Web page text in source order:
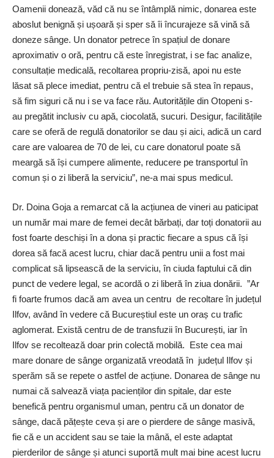
Oamenii donează, văd că nu se întâmplă nimic, donarea este
aboslut benignă și ușoară și sper să îi încurajeze să vină să
doneze sânge. Un donator petrece în spațiul de donare
aproximativ o oră, pentru că este înregistrat, i se fac analize,
consultație medicală, recoltarea propriu-zisă, apoi nu este
lăsat să plece imediat, pentru că el trebuie să stea în repaus,
să fim siguri că nu i se va face rău. Autoritățile din Otopeni s-
au pregătit inclusiv cu apă, ciocolată, sucuri. Desigur, facilitățile
care se oferă de regulă donatorilor se dau și aici, adică un card
care are valoarea de 70 de lei, cu care donatorul poate să
meargă să își cumpere alimente, reducere pe transportul în
comun și o zi liberă la serviciu”, ne-a mai spus medicul.
Dr. Doina Goja a remarcat că la acțiunea de vineri au paticipat
un număr mai mare de femei decât bărbați, dar toți donatorii au
fost foarte deschiși în a dona și practic fiecare a spus că își
dorea să facă acest lucru, chiar dacă pentru unii a fost mai
complicat să lipsească de la serviciu, în ciuda faptului că din
punct de vedere legal, se acordă o zi liberă în ziua donării. ”Ar
fi foarte frumos dacă am avea un centru de recoltare în județul
Ilfov, având în vedere că Bucureștiul este un oraș cu trafic
aglomerat. Există centru de de transfuzii în București, iar în
Ilfov se recoltează doar prin colectă mobilă. Este cea mai
mare donare de sânge organizată vreodată în județul Ilfov și
sperăm să se repete o astfel de acțiune. Donarea de sânge nu
numai că salvează viața pacienților din spitale, dar este
benefică pentru organismul uman, pentru că un donator de
sânge, dacă pățește ceva și are o pierdere de sânge masivă,
fie că e un accident sau se taie la mână, el este adaptat
pierderilor de sânge și atunci suportă mult mai bine acest lucru